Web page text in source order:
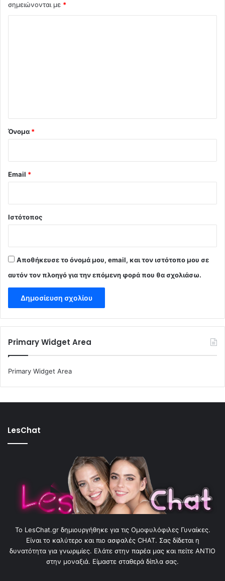
σημειώνονται με *
Όνομα *
Email *
Ιστότοπος
Αποθήκευσε το όνομά μου, email, και τον ιστότοπο μου σε
αυτόν τον πλοηγό για την επόμενη φορά που θα σχολιάσω.
Primary Widget Area
Primary Widget Area
LesChat
To LesChat.gr δημιουργήθηκε για τις Ομοφυλόφιλες Γυναίκες.
Είναι το καλύτερο και πιο ασφαλές CHAT. Σας δίδεται η
δυνατότητα για γνωριμίες. Ελάτε στην παρέα μας και πείτε ΑΝΤΙΟ
στην μοναξιά. Είμαστε σταθερά δίπλα σας.